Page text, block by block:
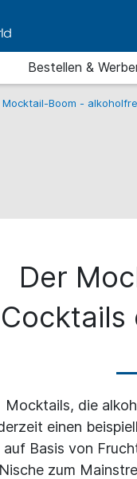
Bestellen &
Mocktail-Boom -
Der
Cocktails
Mocktails, die
einen
auf Basis von
Nische zum